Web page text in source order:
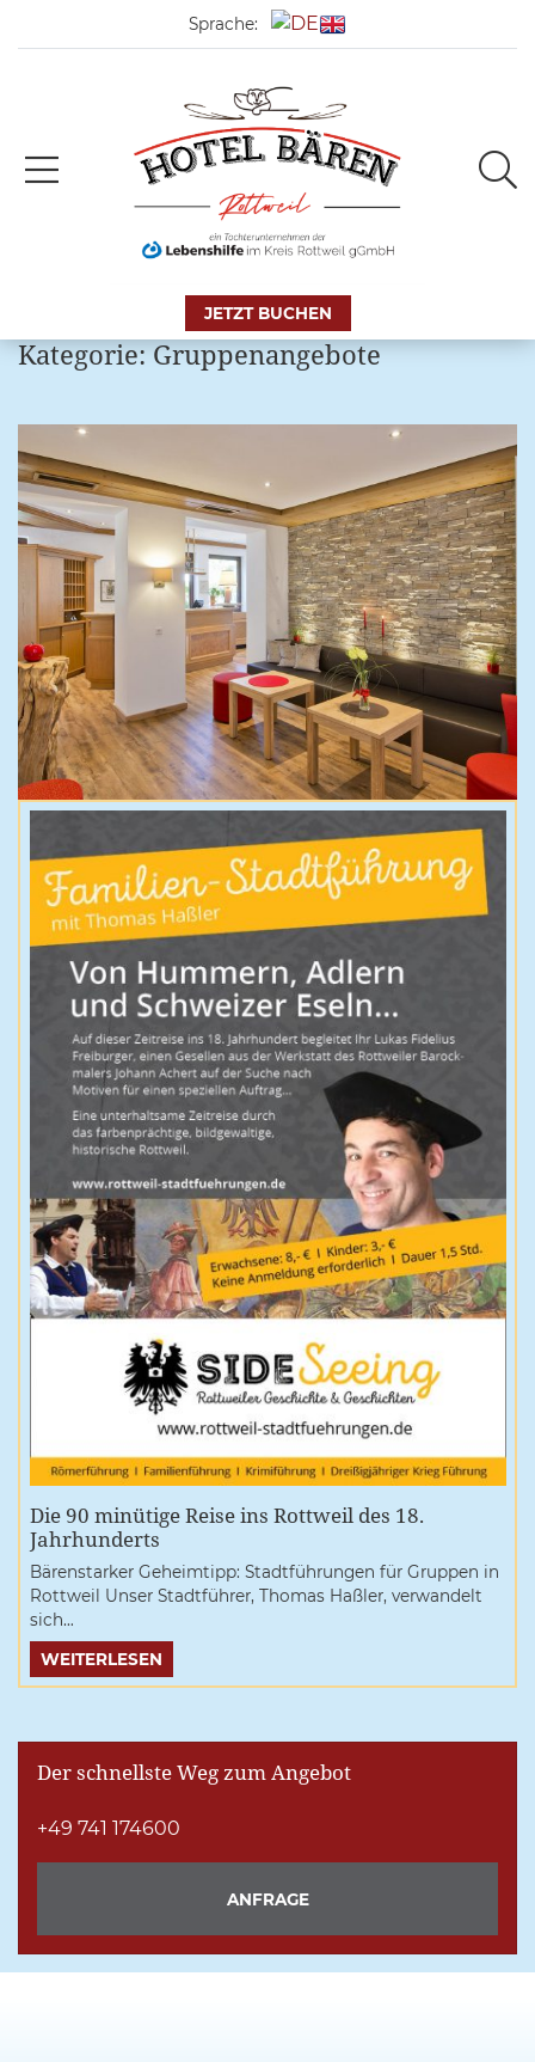
Sprache:
JETZT BUCHEN
Kategorie:Gruppenangebote
Die 90 minütige Reise ins Rottweil des 18.
Jahrhunderts
Bärenstarker Geheimtipp: Stadtführungen für Gruppen in
Rottweil Unser Stadtführer, Thomas Haßler, verwandelt
sich…
WEITERLESEN
Der schnellste Weg zum Angebot
+49 741 174600
ANFRAGE